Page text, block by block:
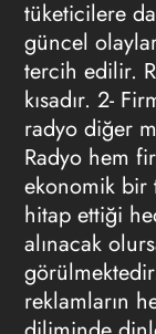
tüketicilere
güncel
tercih edilir.
kısadır. 2-
radyo diğer
Radyo hem
ekonomik bir
hitap ettiği
alınacak
reklamların